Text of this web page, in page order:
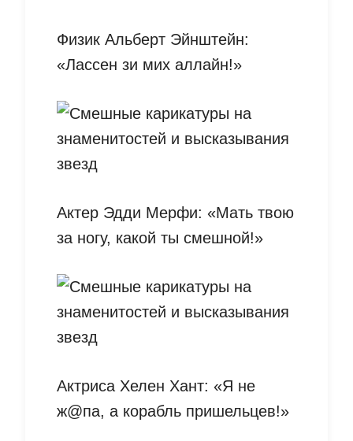
Физик Альберт Эйнштейн:
«Лассен зи мих аллайн!»
Актер Эдди Мерфи: «Мать твою
за ногу, какой ты смешной!»
Актриса Хелен Хант: «Я не
ж@па, а корабль пришельцев!»